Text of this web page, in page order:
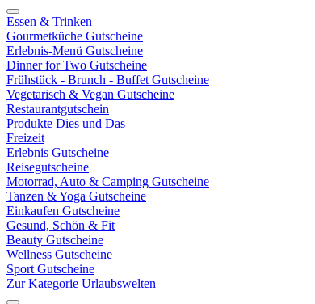
Essen & Trinken
Gourmetküche Gutscheine
Erlebnis-Menü Gutscheine
Dinner for Two Gutscheine
Frühstück - Brunch - Buffet Gutscheine
Vegetarisch & Vegan Gutscheine
Restaurantgutschein
Produkte Dies und Das
Freizeit
Erlebnis Gutscheine
Reisegutscheine
Motorrad, Auto & Camping Gutscheine
Tanzen & Yoga Gutscheine
Einkaufen Gutscheine
Gesund, Schön & Fit
Beauty Gutscheine
Wellness Gutscheine
Sport Gutscheine
Zur Kategorie Urlaubswelten